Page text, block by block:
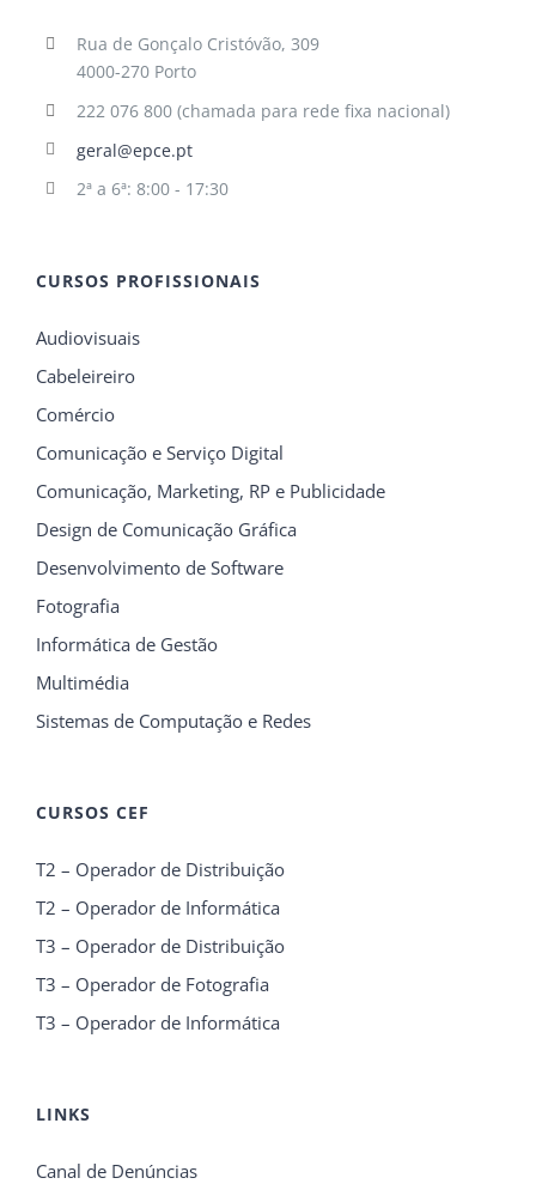
Rua de Gonçalo Cristóvão, 309
4000-270 Porto
222 076 800 (chamada para rede fixa nacional)
geral@epce.pt
2ª a 6ª: 8:00 - 17:30
CURSOS PROFISSIONAIS
Audiovisuais
Cabeleireiro
Comércio
Comunicação e Serviço Digital
Comunicação, Marketing, RP e Publicidade
Design de Comunicação Gráfica
Desenvolvimento de Software
Fotografia
Informática de Gestão
Multimédia
Sistemas de Computação e Redes
CURSOS CEF
T2 – Operador de Distribuição
T2 – Operador de Informática
T3 – Operador de Distribuição
T3 – Operador de Fotografia
T3 – Operador de Informática
LINKS
Canal de Denúncias